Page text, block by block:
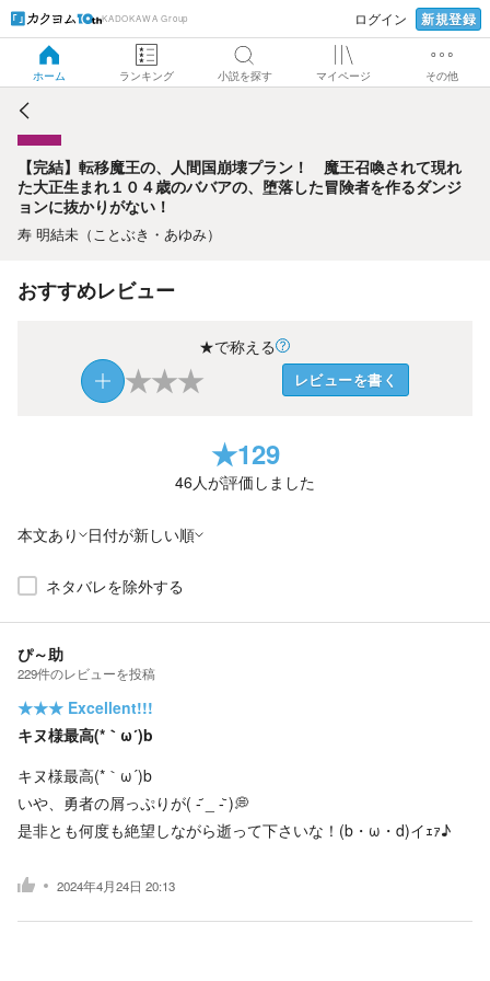
KADOKAWA Group ログイン 新規登録
ホーム ランキング 小説を探す マイページ その他
【完結】転移魔王の、人間国崩壊プラン！ 魔王召喚されて
現れた大正生まれ１０４歳のババアの、堕落した冒険者を作
るダンジョンに抜かりがない！
【完結】転移魔王の、人間国崩壊プラン！ 魔王召喚されて現れ
た大正生まれ１０４歳のババアの、堕落した冒険者を作るダンジ
ョンに抜かりがない！
寿 明結未（ことぶき・あゆみ）
おすすめレビュー
★で称える
★★★ レビューを書く
★129
46人が評価しました
本文あり 日付が新しい順
ネタバレを除外する
ぴ～助
229件のレビューを投稿
★★★ Excellent!!!
キヌ様最高(*｀ω´)b
キヌ様最高(*｀ω´)b
いや、勇者の屑っぷりが( -᷄ _ -᷅ )💭
是非とも何度も絶望しながら逝って下さいな！(b・ω・d)イｪｧ♪
2024年4月24日 20:13